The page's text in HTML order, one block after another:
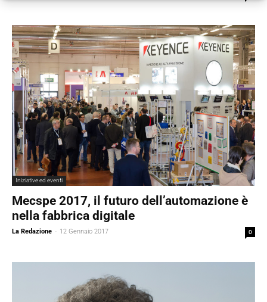
Iniziative ed eventi
Mecspe 2017, il futuro dell’automazione è
nella fabbrica digitale
La Redazione - 12 Gennaio 2017 0